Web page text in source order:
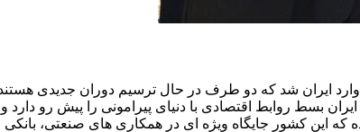
ایران شد که دو طرف در حال ترسیم دوران جدیدی
بسط روابط اقتصادی با دنیای پیرامونی را پیش رو
که این کشور جایگاه ویژه ای در همکاری های صنعتی،‌